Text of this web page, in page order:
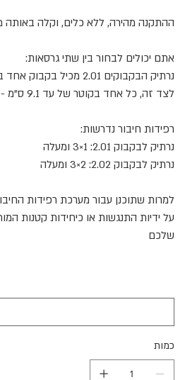
ההתקנה מהירה, ללא כלים, וקלה באותה
אתם יכולים לבחור בין שתי גרסאות:
לצד זה, כל אחד בקוטר של עד 9.1 ס"מ - אידיאלי להרפתקאות ארוכות יותר בהן מים או דלק נוספים חיוניים
רפידות חיבור נדרשות:
נרתיק לבקבוק 2.01: 1×3 ומעלה
נרתיק לבקבוק 2.02: 2×3 ומעלה
למרות שתוכנן עבור מערכת רפידות
על ידיות התנגשות או כיחידות קטנות
שלכם
כמות